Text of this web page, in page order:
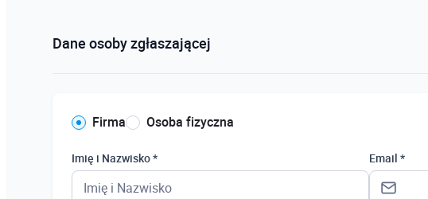
Dane osoby zgłaszającej
Firma Osoba fizyczna
Imię i Nazwisko * Email *